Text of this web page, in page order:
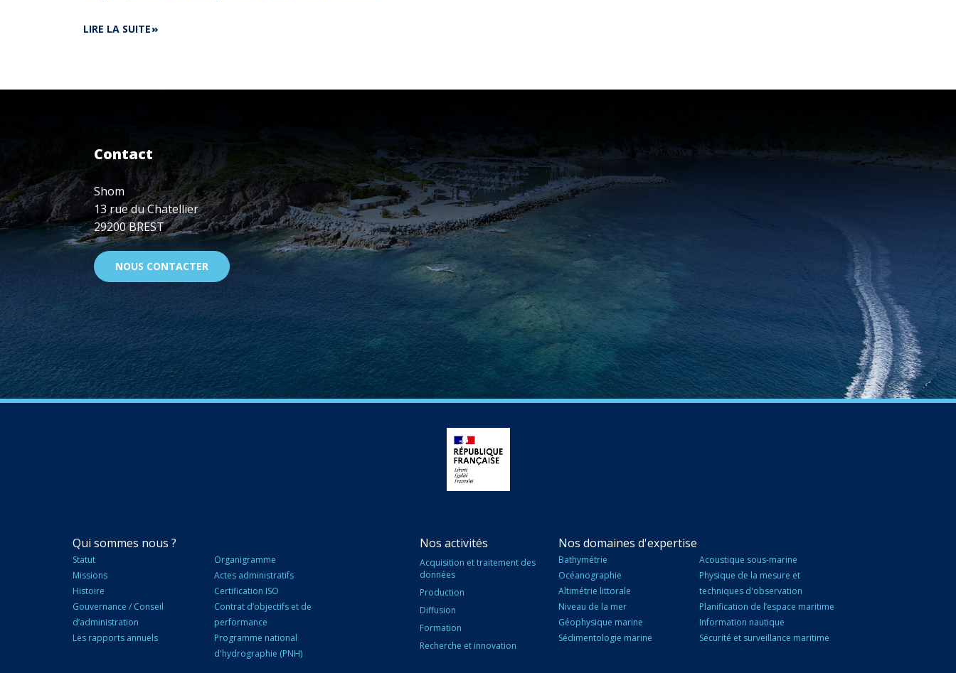
LIRE LA SUITEDE
PARIS
Contact
Shom
13 rue du Chatellier
29200 BREST
NOUS CONTACTER
NAVIGATION
PRINCIPALE
Qui sommes nous ?
Statut
Missions
Histoire
Gouvernance / Conseil
d’administration
Les rapports annuels
Organigramme
Actes administratifs
Certification ISO
Contrat d’objectifs et de
performance
Programme national
d'hydrographie (PNH)
Nos activités
Acquisition et traitement des
données
Production
Diffusion
Formation
Recherche et innovation
Nos domaines d'expertise
Bathymétrie
Océanographie
Altimétrie littorale
Niveau de la mer
Géophysique marine
Sédimentologie marine
Acoustique sous-marine
Physique de la mesure et
techniques d'observation
Planification de l’espace maritime
Information nautique
Sécurité et surveillance maritime